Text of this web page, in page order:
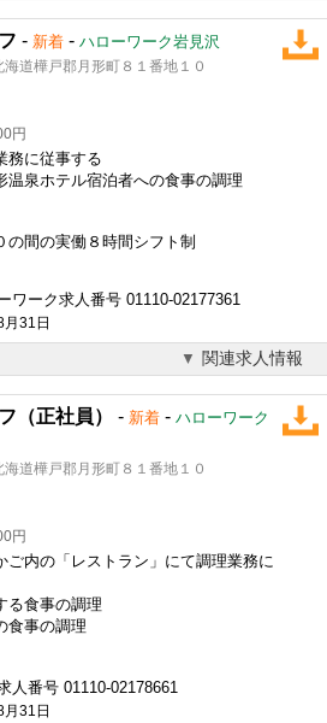
- 新着 - ハローワーク岩見沢
道樺戸郡月形町８１番地１０
円
務に従事する
温泉ホテル宿泊者への食事の調理
間の実働８時間シフト制
ワーク求人番号 01110-02177361
31日
関連求人情報
（正社員） - 新着 - ハローワーク
道樺戸郡月形町８１番地１０
円
ご内の「レストラン」にて調理業務に
る食事の調理
食事の調理
番号 01110-02178661
31日